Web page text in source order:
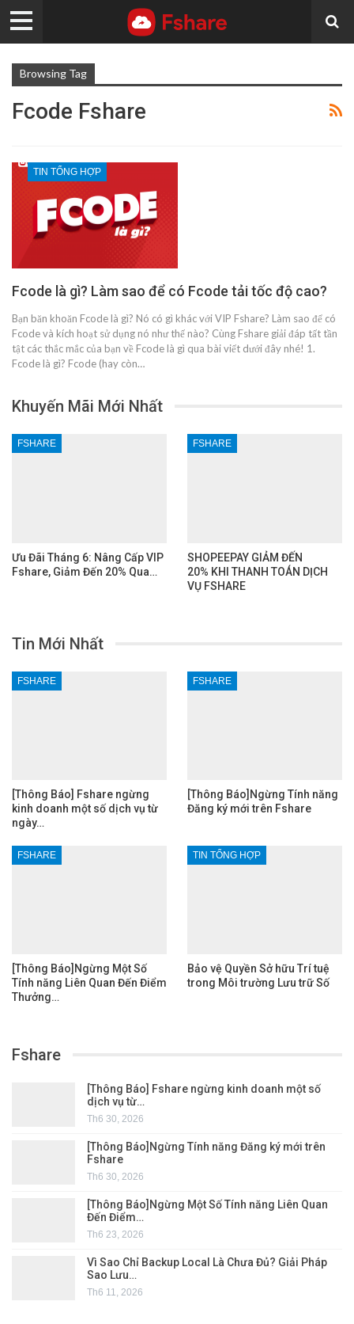
Browsing Tag
Fcode Fshare
TIN TỔNG HỢP
Fcode là gì? Làm sao để có Fcode tải tốc độ cao?
Bạn băn khoăn Fcode là gì? Nó có gì khác với VIP Fshare? Làm sao để có
Fcode và kích hoạt sử dụng nó như thế nào? Cùng Fshare giải đáp tất tần
tật các thắc mắc của bạn về Fcode là gì qua bài viết dưới đây nhé! 1.
Fcode là gì? Fcode (hay còn…
Khuyến Mãi Mới Nhất
FSHARE
Ưu Đãi Tháng 6: Nâng Cấp VIP
Fshare, Giảm Đến 20% Qua…
FSHARE
SHOPEEPAY GIẢM ĐẾN
20% KHI THANH TOÁN DỊCH
VỤ FSHARE
Tin Mới Nhất
FSHARE
[Thông Báo] Fshare ngừng
kinh doanh một số dịch vụ từ
ngày…
FSHARE
[Thông Báo]Ngừng Tính năng
Đăng ký mới trên Fshare
FSHARE
[Thông Báo]Ngừng Một Số
Tính năng Liên Quan Đến Điểm
Thưởng…
TIN TỔNG HỢP
Bảo vệ Quyền Sở hữu Trí tuệ
trong Môi trường Lưu trữ Số
Fshare
[Thông Báo] Fshare ngừng kinh doanh một số
dịch vụ từ…
Th6 30, 2026
[Thông Báo]Ngừng Tính năng Đăng ký mới trên
Fshare
Th6 30, 2026
[Thông Báo]Ngừng Một Số Tính năng Liên Quan
Đến Điểm…
Th6 23, 2026
Vì Sao Chỉ Backup Local Là Chưa Đủ? Giải Pháp
Sao Lưu…
Th6 11, 2026